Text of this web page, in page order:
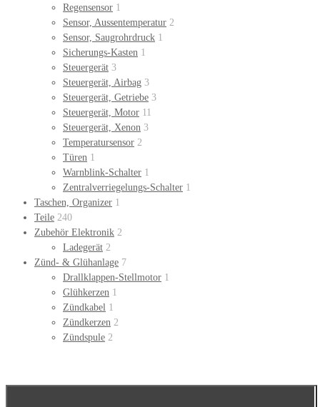
Regensensor 1
Sensor, Aussentemperatur 2
Sensor, Saugrohrdruck 1
Sicherungs-Kasten 1
Steuergerät 3
Steuergerät, Airbag 3
Steuergerät, Getriebe 3
Steuergerät, Motor 11
Steuergerät, Xenon 3
Temperatursensor 2
Türen 1
Warnblink-Schalter 1
Zentralverriegelungs-Schalter 1
Taschen, Organizer 1
Teile 240
Zubehör Elektronik 2
Ladegerät 2
Zünd- & Glühanlage 7
Drallklappen-Stellmotor 1
Glühkerzen 1
Zündkabel 1
Zündkerzen 2
Zündspule 2